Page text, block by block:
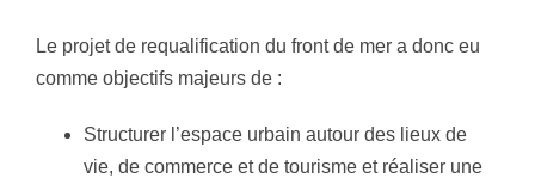
Le projet de requalification du front de mer a donc eu
comme objectifs majeurs de :
Structurer l’espace urbain autour des lieux de
vie, de commerce et de tourisme et réaliser une